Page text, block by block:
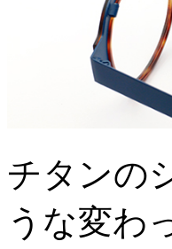
チタンの
うな変わ